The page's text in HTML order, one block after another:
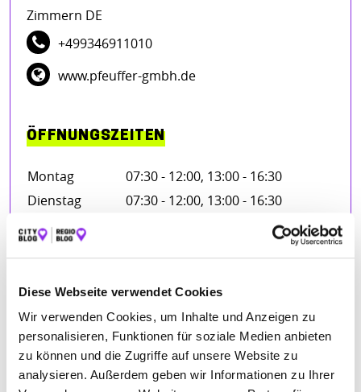
Diese Webseite verwendet Cookies
Wir verwenden Cookies, um Inhalte und Anzeigen zu
personalisieren, Funktionen für soziale Medien anbieten
zu können und die Zugriffe auf unsere Website zu
analysieren. Außerdem geben wir Informationen zu Ihrer
Zimmern DE
+499346911010
www.pfeuffer-gmbh.de
ÖFFNUNGSZEITEN
Montag
07:30 - 12:00, 13:00 - 16:30
Dienstag
07:30 - 12:00, 13:00 - 16:30
Mittwoch
07:30 - 12:00, 13:00 - 16:30
Donnerstag
FIRMENBESCHREIBUNG
Die Pfeuffer GmbH ist ein familiengeführtes